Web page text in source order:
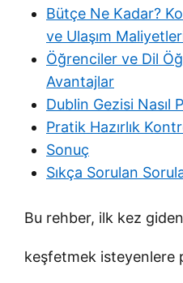
Bütçe Ne Kadar?
ve Ulaşım
Öğrenciler ve Dil
Avantajlar
Dublin Gezisi Nasıl
Pratik Hazırlık
Sonuç
Sıkça Sorulan
Bu rehber, ilk kez
keşfetmek isteyenlere